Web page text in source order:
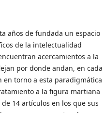
años de fundada un espacio
de la intelectualidad
acercamientos a la
por donde andan, en cada
en torno a esta paradigmática
a la figura martiana
14 artículos en los que sus